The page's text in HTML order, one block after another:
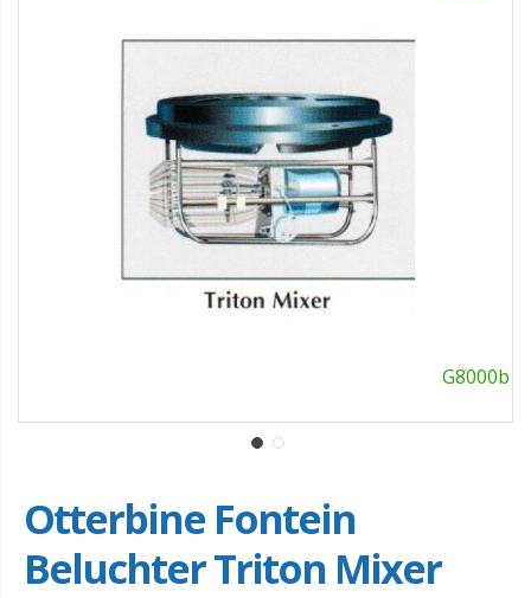
G8000b
Otterbine Fontein
Beluchter Triton Mixer